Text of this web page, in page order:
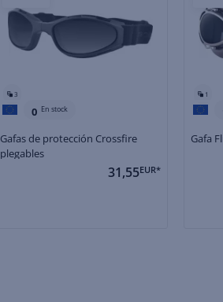
3
0 En stock
Gafas de protección Crossfire
plegables
31,55EUR*
1
Gafa